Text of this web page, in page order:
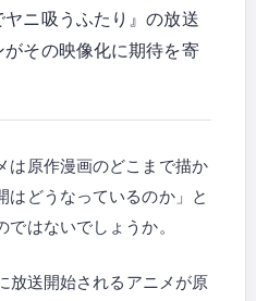
ニ吸うふたり』の放送
その映像化に期待を寄
は原作漫画のどこまで描か
はどうなっているのか」と
はないでしょうか。
放送開始されるアニメが原